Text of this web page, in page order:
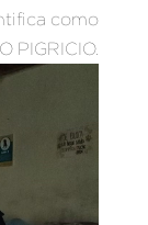
como
PIGRICIO.